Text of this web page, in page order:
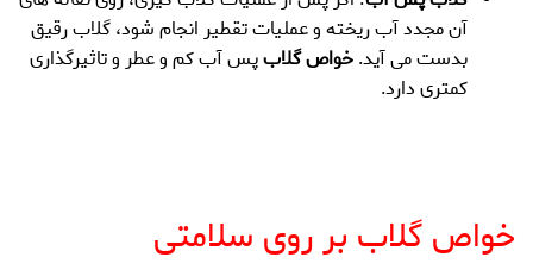
آن مجدد آب ریخته و عملیات تقطیر انجام شود، گلاب رقیق
بدست می آید.خواص گلابپس آب کم و عطر و تاثیرگذاری
کمتری دارد.
خواص گلاب بر روی سلامتی